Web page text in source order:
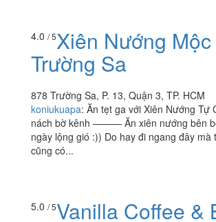
4.0 / 5Xiên Nướng Mộc
Trường Sa
878 Trường Sa, P. 13, Quận 3, TP. HCM
koniukuapa: Ăn tẹt ga với Xiên Nướng Tự
nách bờ kênh ——— Ăn xiên nướng bên
ngày lộng gió :)) Do hay đi ngang đây mà
cũng có...
5.0 / 5Vanilla Coffee &